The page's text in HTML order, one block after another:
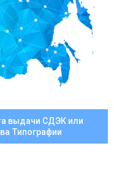
выдачи СДЭК или
Типографии